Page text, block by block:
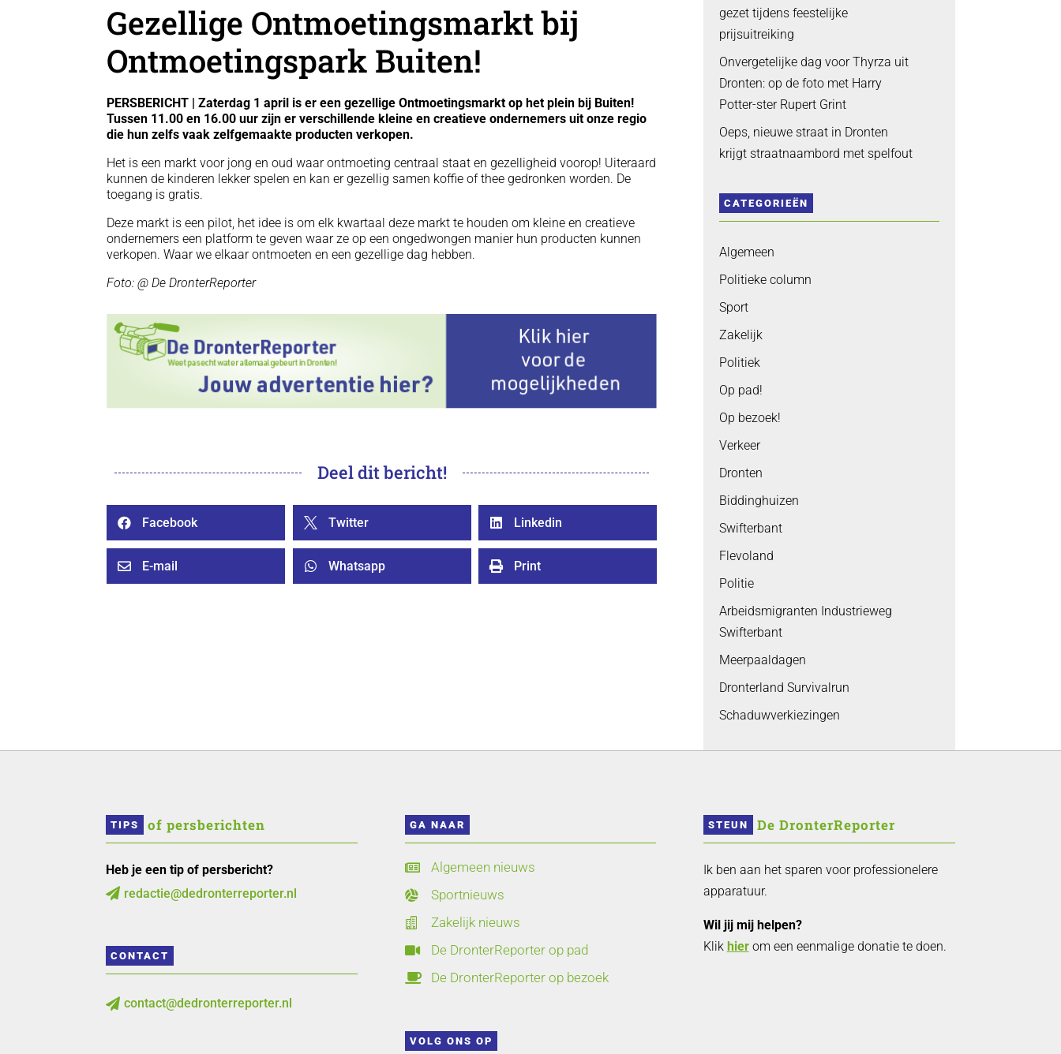
Gezellige Ontmoetingsmarkt bij
Ontmoetingspark Buiten!
PERSBERICHT | Zaterdag 1 april is er een gezellige Ontmoetingsmarkt op het plein bij Buiten!
Tussen 11.00 en 16.00 uur zijn er verschillende kleine en creatieve ondernemers uit onze regio
die hun zelfs vaak zelfgemaakte producten verkopen.
Het is een markt voor jong en oud waar ontmoeting centraal staat en gezelligheid voorop! Uiteraard
kunnen de kinderen lekker spelen en kan er gezellig samen koffie of thee gedronken worden. De
toegang is gratis.
Deze markt is een pilot, het idee is om elk kwartaal deze markt te houden om kleine en creatieve
ondernemers een platform te geven waar ze op een ongedwongen manier hun producten kunnen
verkopen. Waar we elkaar ontmoeten en een gezellige dag hebben.
Foto: @ De DronterReporter
Deel dit bericht!
 Facebook  Twitter  Linkedin
 E-mail  Whatsapp  Print
gezet tijdens feestelijke
prijsuitreiking
Onvergetelijke dag voor Thyrza uit
Dronten: op de foto met Harry
Potter-ster Rupert Grint
Oeps, nieuwe straat in Dronten
krijgt straatnaambord met spelfout
CATEGORIEËN
Algemeen
Politieke column
Sport
Zakelijk
Politiek
Op pad!
Op bezoek!
Verkeer
Dronten
Biddinghuizen
Swifterbant
Flevoland
Politie
Arbeidsmigranten Industrieweg
Swifterbant
Meerpaaldagen
Dronterland Survivalrun
Schaduwverkiezingen
TIPS of persberichten
Heb je een tip of persbericht?
 redactie@dedronterreporter.nl
CONTACT
 contact@dedronterreporter.nl
GA NAAR
 Algemeen nieuws
 Sportnieuws
 Zakelijk nieuws
 De DronterReporter op pad
 De DronterReporter op bezoek
VOLG ONS OP
STEUN De DronterReporter
Ik ben aan het sparen voor professionelere
apparatuur.
Wil jij mij helpen?
Klik hierom een eenmalige donatie te doen.